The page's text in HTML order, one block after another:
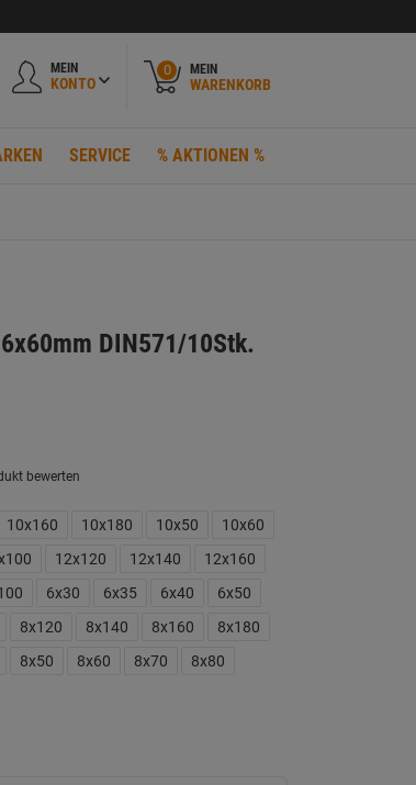
MEIN
KONTO
0 MEIN
WARENKORB
SERVICE % AKTIONEN %
DIN571/10Stk.
bewerten
10x160 10x180 10x50
10x60
12x120 12x140
12x160
6x30 6x35 6x40
6x50
8x120 8x140 8x160
8x180
8x50 8x60 8x70
8x80